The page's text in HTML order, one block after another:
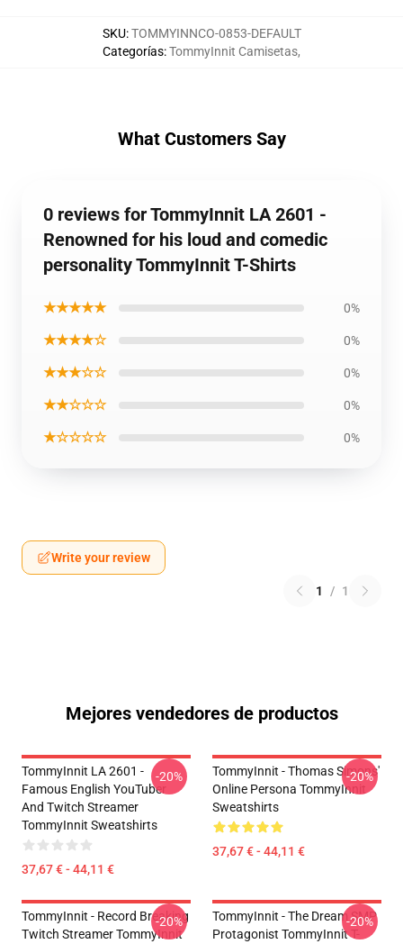
SKU:TOMMYINNCO-0853-DEFAULT
Categorías:TommyInnit Camisetas,
What Customers Say
0 reviews for TommyInnit LA 2601 -
Renowned for his loud and comedic
personality TommyInnit T-Shirts
★★★★★ 0%
★★★★☆ 0%
★★★☆☆ 0%
★★☆☆☆ 0%
★☆☆☆☆ 0%
Write your review
1 / 1
Mejores vendedores de productos
TommyInnit LA 2601 -
Famous English YouTuber
And Twitch Streamer
TommyInnit Sweatshirts
37,67 € - 44,11 €
-20%
TommyInnit - Thomas Simons'
Online Persona TommyInnit
Sweatshirts
37,67 € - 44,11 €
-20%
TommyInnit - Record Breaking
Twitch Streamer TommyInnit
-20%
TommyInnit - The Dream SMP
Protagonist TommyInnit T-
-20%